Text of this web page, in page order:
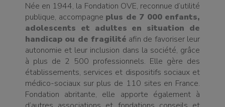
Née en 1944, la Fondation OVE, reconnue d’utilité
publique, accompagne plus de 7 000 enfants,
adolescents et adultes en situation de
handicap ou de fragilité afin de favoriser leur
autonomie et leur inclusion dans la société, grâce
à plus de 2 500 professionnels. Elle gère des
établissements, services et dispositifs sociaux et
médico-sociaux sur plus de 110 sites en France.
Fondation abritante, elle apporte également à